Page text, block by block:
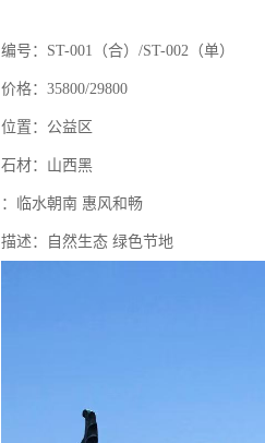
编号：ST-001（合）/ST-002（单）
价格：35800/29800
位置：公益区
石材：山西黑
：临水朝南 惠风和畅
描述：自然生态 绿色节地